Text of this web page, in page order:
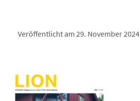
Veröffentlicht am 29. November 2024